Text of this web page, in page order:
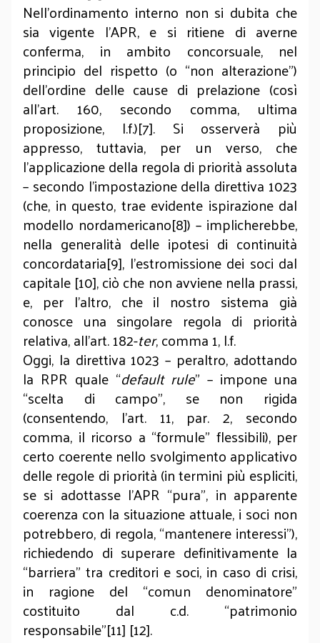
Nell’ordinamento interno non si dubita che
sia vigente l’APR, e si ritiene di averne
conferma, in ambito concorsuale, nel
principio del rispetto (o “non alterazione”)
dell’ordine delle cause di prelazione (così
all’art. 160, secondo comma, ultima
proposizione, l.f.)[7]. Si osserverà più
appresso, tuttavia, per un verso, che
l’applicazione della regola di priorità assoluta
– secondo l’impostazione della direttiva 1023
(che, in questo, trae evidente ispirazione dal
modello nordamericano[8]) – implicherebbe,
nella generalità delle ipotesi di continuità
concordataria[9], l’estromissione dei soci dal
capitale [10], ciò che non avviene nella prassi,
e, per l’altro, che il nostro sistema già
conosce una singolare regola di priorità
relativa, all’art. 182-ter, comma 1, l.f.
Oggi, la direttiva 1023 – peraltro, adottando
la RPR quale “default rule” – impone una
“scelta di campo”, se non rigida
(consentendo, l’art. 11, par. 2, secondo
comma, il ricorso a “formule” flessibili), per
certo coerente nello svolgimento applicativo
delle regole di priorità (in termini più espliciti,
se si adottasse l’APR “pura”, in apparente
coerenza con la situazione attuale, i soci non
potrebbero, di regola, “mantenere interessi”),
richiedendo di superare definitivamente la
“barriera” tra creditori e soci, in caso di crisi,
in ragione del “comun denominatore”
costituito dal c.d. “patrimonio
responsabile”[11] [12].